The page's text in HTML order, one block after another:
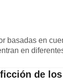
basadas en
en
de